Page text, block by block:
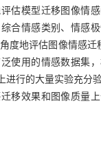
估模型迁移图像情
合情感类别、情感
度地评估图像情感迁
使用的情感数据集
上进行的大量实验充分
移效果和图像质量